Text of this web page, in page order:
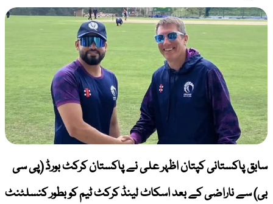
سابق پاکستانی کپتان اظہر علی نے پاکستان کرکٹ بورڈ (پی سی
بی) سے ناراضی کے بعد اسکاٹ لینڈ کرکٹ ٹیم کو بطور کنسلٹنٹ